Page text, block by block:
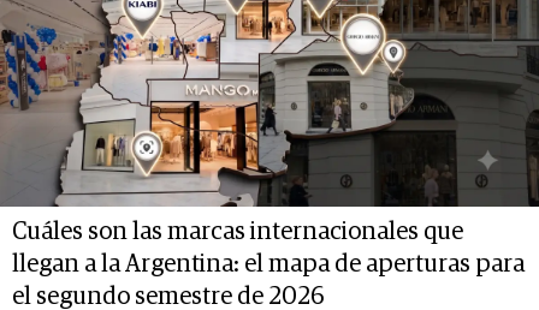
Cuáles son las marcas internacionales que
llegan a la Argentina: el mapa de aperturas para
el segundo semestre de 2026